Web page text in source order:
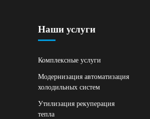
Наши услуги
Комплексные услуги
Модернизация автоматизация
холодильных систем
Утилизация рекуперация
тепла